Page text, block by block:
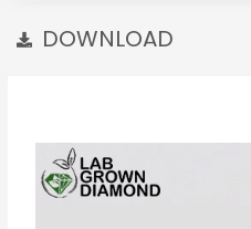
DOWNLOAD